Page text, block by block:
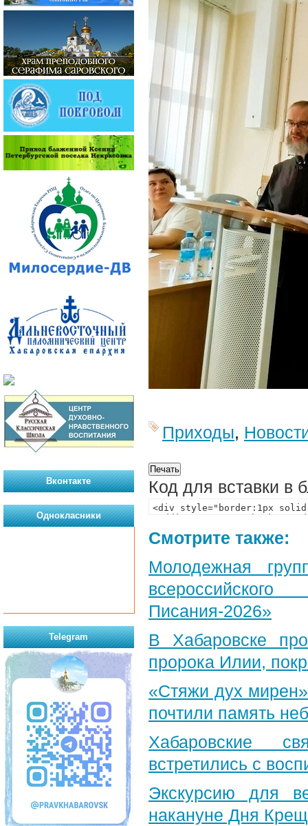
Приходы,
Код для вставки в
Смотрите также:
Молодежная
Писания-2026»
В Хабаровске
пророка Илии,
«Стяжи дух
почтили память
Хабаровские
встретились с
Экскурсию для
накануне Дня
Вконтакте
Однокласники
Telegram